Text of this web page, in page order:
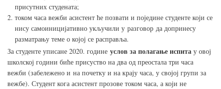
присутних студената;
током часа вежби асистент ће позвати и поједине студенте који се
нису самоиницијативно укључили у разговор да допринесу
разматрању теме о којој се расправља.
За студенте уписане 2020. године услов за полагање испита у овој
школској години биће присуство на два од преостала три часа
вежби (забележено и на почетку и на крају часа, у својој групи за
вежбе). Студент кога асистент прозове током часа, а који не